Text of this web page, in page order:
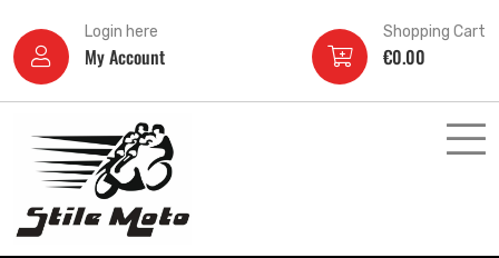
Login here
My Account
Shopping Cart
€0.00